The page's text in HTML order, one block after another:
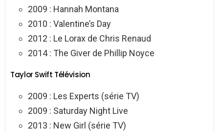
2009 : Hannah Montana
2010 : Valentine’s Day
2012 : Le Lorax de Chris Renaud
2014 : The Giver de Phillip Noyce
Taylor Swift Télévision
2009 : Les Experts (série TV)
2009 : Saturday Night Live
2013 : New Girl (série TV)